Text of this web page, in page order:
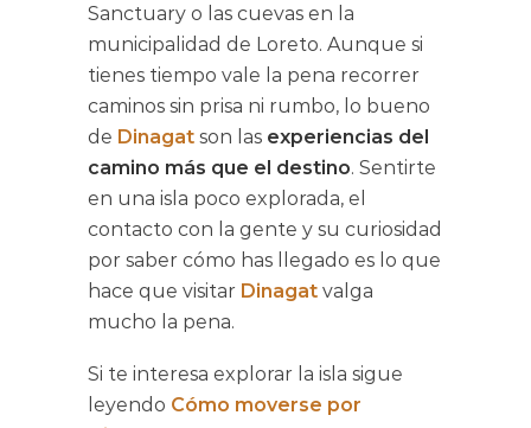
Sanctuary o las cuevas en la
municipalidad de Loreto. Aunque si
tienes tiempo vale la pena recorrer
caminos sin prisa ni rumbo, lo bueno
de Dinagat son las experiencias del
camino más que el destino. Sentirte
en una isla poco explorada, el
contacto con la gente y su curiosidad
por saber cómo has llegado es lo que
hace que visitar Dinagat valga
mucho la pena.
Si te interesa explorar la isla sigue
leyendo Cómo moverse por